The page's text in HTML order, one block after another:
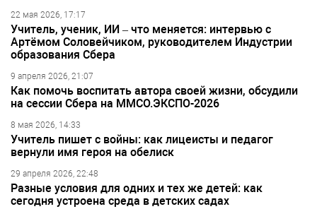
22 мая 2026, 17:17
Учитель, ученик, ИИ – что меняется: интервью с
Артёмом Соловейчиком, руководителем Индустрии
образования Сбера
9 апреля 2026, 21:07
Как помочь воспитать автора своей жизни, обсудили
на сессии Сбера на ММСО.ЭКСПО-2026
8 мая 2026, 14:33
Учитель пишет с войны: как лицеисты и педагог
вернули имя героя на обелиск
29 апреля 2026, 22:48
Разные условия для одних и тех же детей: как
сегодня устроена среда в детских садах